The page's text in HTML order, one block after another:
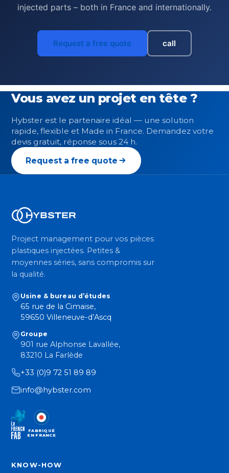
injected parts – both in France and internationally.
Request a free quote call
Vous avez un projet en tête ?
Hybster est le partenaire idéal — une solution
rapide, flexible et Made in France. Demandez votre
devis gratuit, réponse sous 24 h.
Request a free quote
Project management pour vos pièces
plastiques injectées. Petites &
moyennes séries, sans compromis sur
la qualité.
Usine & bureau d’études
65 rue de la Cimaise,
59650 Villeneuve-d’Ascq
Groupe
901 rue Alphonse Lavallée,
83210 La Farlède
+33 (0)9 72 51 89 89
info@hybster.com
FABRIQUÉ
EN FRANCE
KNOW-HOW